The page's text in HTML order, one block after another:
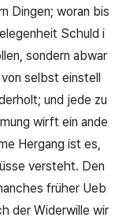
Dingen; woran bis
Schuld i
sondern abwar
selbst einstell
und jede zu
wirft ein ande
Hergang ist es,
versteht. Den
früher Ueb
der Widerwille wir